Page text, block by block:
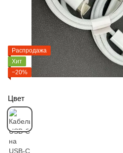
Распродажа
Хит
−20%
Цвет